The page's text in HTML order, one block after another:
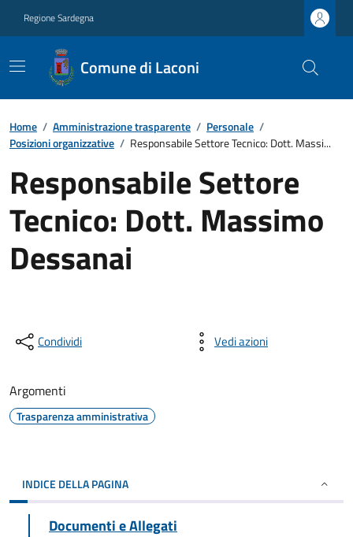
Regione Sardegna
Comune di Laconi
Home / Amministrazione trasparente / Personale /
Posizioni organizzative / Responsabile Settore Tecnico: Dott. Massi...
Responsabile Settore
Tecnico: Dott. Massimo
Dessanai
Condividi Vedi azioni
Argomenti
Trasparenza amministrativa
INDICE DELLA PAGINA
Documenti e Allegati